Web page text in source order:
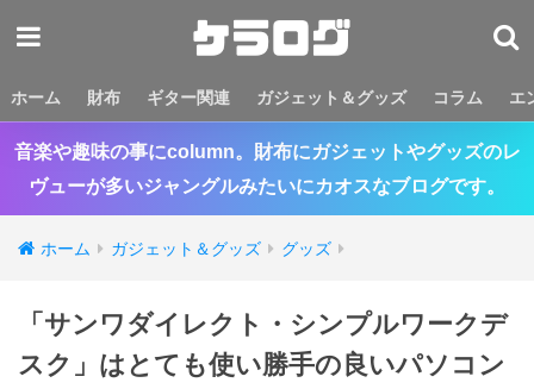
ホーム 財布 ギター関連 ガジェット＆グッズ コラム エ
音楽や趣味の事にcolumn。財布にガジェットやグッズのレ
ヴューが多いジャングルみたいにカオスなブログです。
ホーム ガジェット＆グッズ グッズ
「サンワダイレクト・シンプルワークデ
スク」はとても使い勝手の良いパソコン